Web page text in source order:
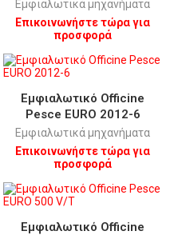
Εμφιαλωτικά μηχανήματα
Επικοινωνήστε τώρα για
προσφορά
Εμφιαλωτικό Οfficine
Pesce EURO 2012-6
Εμφιαλωτικά μηχανήματα
Επικοινωνήστε τώρα για
προσφορά
Εμφιαλωτικό Οfficine